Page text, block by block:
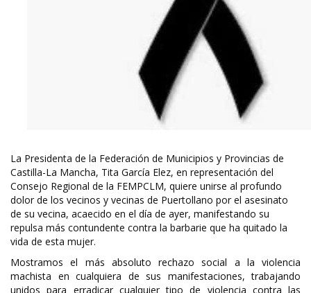
La Presidenta de la Federación de Municipios y Provincias de
Castilla-La Mancha, Tita García Elez, en representación del
Consejo Regional de la FEMPCLM, quiere unirse al profundo
dolor de los vecinos y vecinas de Puertollano por el asesinato
de su vecina, acaecido en el día de ayer, manifestando su
repulsa más contundente contra la barbarie que ha quitado la
vida de esta mujer.
Mostramos el más absoluto rechazo social a la violencia
machista en cualquiera de sus manifestaciones, trabajando
unidos para erradicar cualquier tipo de violencia contra las